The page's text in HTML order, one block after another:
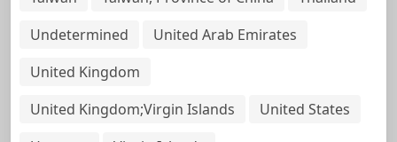
Undetermined
United Arab Emirates
United Kingdom
United Kingdom;Virgin Islands
United States